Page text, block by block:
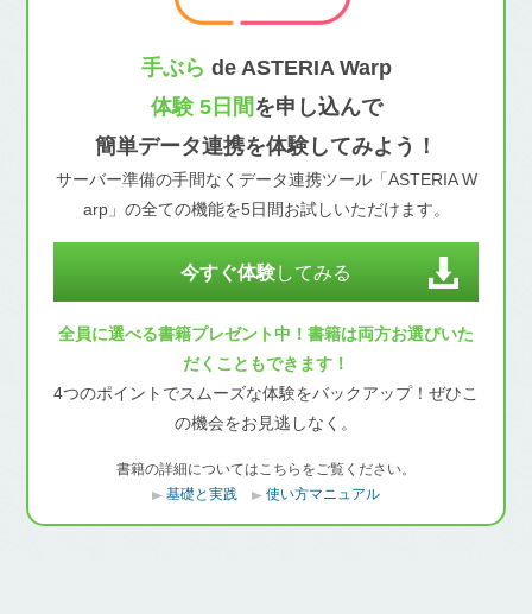
手ぶら de ASTERIA Warp
体験 5日間を申し込んで
簡単データ連携を体験してみよう！
サーバー準備の手間なくデータ連携ツール「ASTERIA W
arp」の全ての機能を5日間お試しいただけます。
今すぐ体験してみる
全員に選べる書籍プレゼント中！書籍は両方お選びいた
だくこともできます！
4つのポイントでスムーズな体験をバックアップ！ぜひこ
の機会をお見逃しなく。
書籍の詳細についてはこちらをご覧ください。
基礎と実践
使い方マニュアル